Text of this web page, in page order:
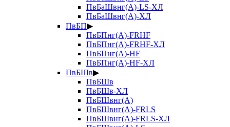
ПвБаШвнг(А)-LS-ХЛ
ПвБаШвнг(А)-ХЛ
ПвБП▶
ПвБПнг(А)-FRHF
ПвБПнг(А)-FRHF-ХЛ
ПвБПнг(А)-HF
ПвБПнг(А)-HF-ХЛ
ПвБШв▶
ПвБШв
ПвБШв-ХЛ
ПвБШвнг(А)
ПвБШвнг(А)-FRLS
ПвБШвнг(А)-FRLS-ХЛ